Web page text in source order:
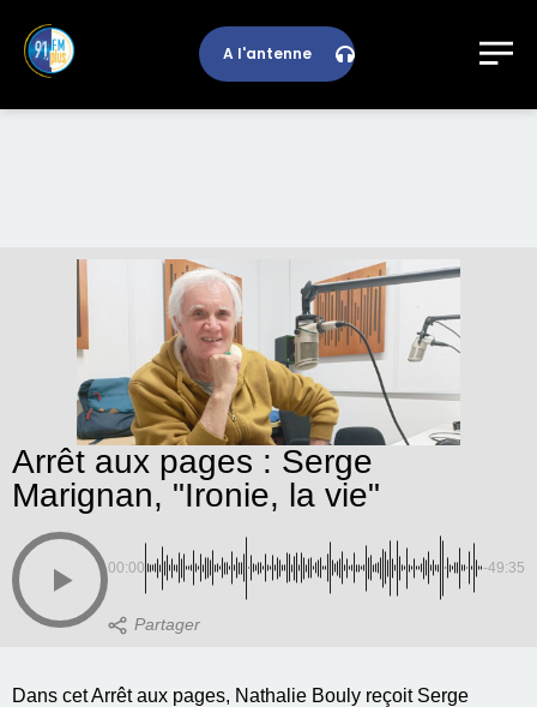
A l'antenne
Arrêt aux pages : Serge
Marignan, "Ironie, la vie"
00:00 -49:35
Dans cet Arrêt aux pages, Nathalie Bouly reçoit Serge